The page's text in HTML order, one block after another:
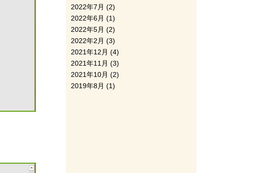
2022年7月 (2)
2022年6月 (1)
2022年5月 (2)
2022年2月 (3)
2021年12月 (4)
2021年11月 (3)
2021年10月 (2)
2019年8月 (1)